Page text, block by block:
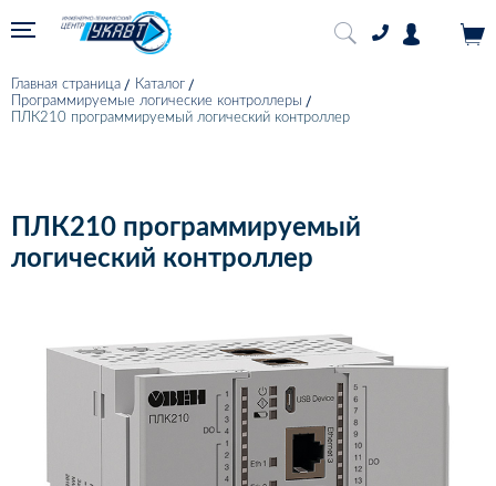
Главная страница
Каталог
Программируемые логические контроллеры
ПЛК210 программируемый логический контроллер
ПЛК210 программируемый
логический контроллер